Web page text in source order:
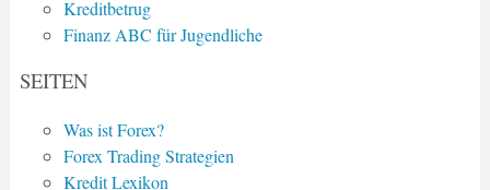
Kreditbetrug
Finanz ABC für Jugendliche
SEITEN
Was ist Forex?
Forex Trading Strategien
Kredit Lexikon